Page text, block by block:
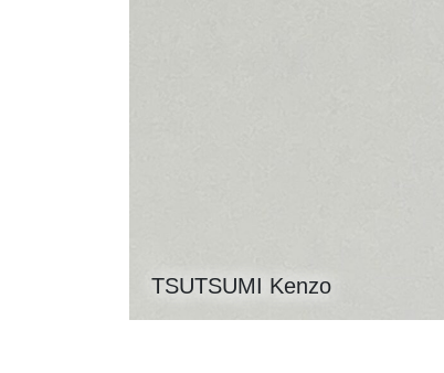
TSUTSUMI Kenzo